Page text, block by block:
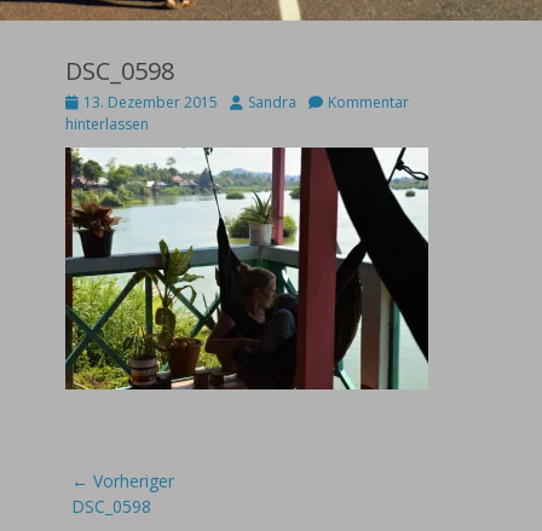
DSC_0598
Posted
on
13. Dezember 2015 AutorSandra
Kommentar
hinterlassen
Beitragsnavigation
← Vorheriger
Vorheriger
DSC_0598